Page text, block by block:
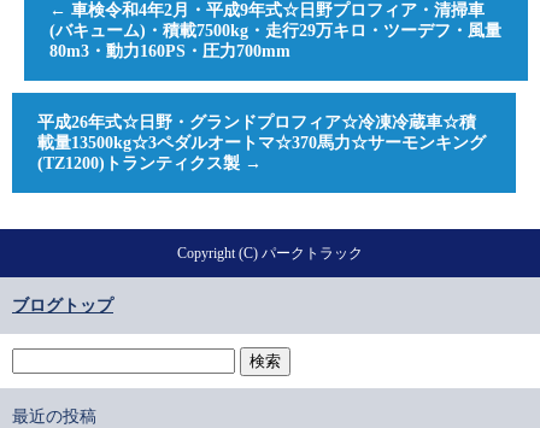
← 車検令和4年2月・平成9年式☆日野プロフィア・清掃車
(バキューム)・積載7500kg・走行29万キロ・ツーデフ・風量
80m3・動力160PS・圧力700mm
平成26年式☆日野・グランドプロフィア☆冷凍冷蔵車☆積
載量13500kg☆3ペダルオートマ☆370馬力☆サーモンキング
(TZ1200)トランティクス製 →
Copyright (C) パークトラック
ブログトップ
最近の投稿